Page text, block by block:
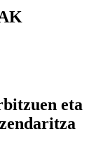
eta